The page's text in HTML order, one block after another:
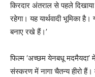
किरदार अंतराल से पहले
रहेगा। यह यार्थवादी भूमिका
बनाए रखे हैं।’
फिल्म ‘अच्छम येनबधू
संस्करण में नागा चैतन्य हीरो हैं।